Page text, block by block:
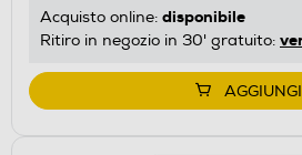
Acquisto online: disponibile
Ritiro in negozio in 30' gratuito:
AGGIUNGI